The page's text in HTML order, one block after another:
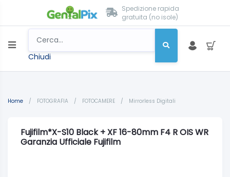
Spedizione rapida
gratuita (no isole)
Chiudi
Home / FOTOGRAFIA / FOTOCAMERE / Mirrorless Digitali
Fujifilm*X-S10 Black + XF 16-80mm F4 R OIS WR
Garanzia Ufficiale Fujifilm